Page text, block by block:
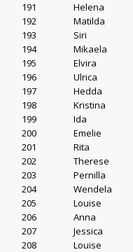
191
Helena
192
Matilda
193
Siri
194
Mikaela
195
Elvira
196
Ulrica
197
Hedda
198
Kristina
199
Ida
200
Emelie
201
Rita
202
Therese
203
Pernilla
204
Wendela
205
Louise
206
Anna
207
Jessica
208
Louise